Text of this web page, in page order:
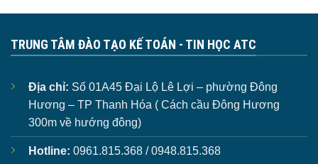
TRUNG TÂM ĐÀO TẠO KẾ TOÁN - TIN HỌC ATC
Địa chỉ: Số 01A45 Đại Lộ Lê Lợi – phường Đông
Hương – TP Thanh Hóa ( Cách cầu Đông Hương
300m về hướng đông)
Hotline: 0961.815.368 / 0948.815.368